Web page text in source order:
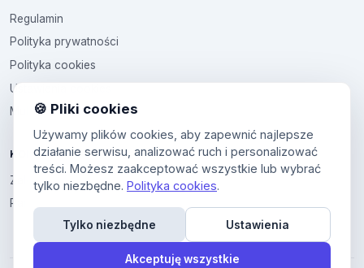
Regulamin
Polityka prywatności
Polityka cookies
Ustawienia cookies
Multikod
KONTO
Zaloguj sie
Panel uzytkownika
🍪 Pliki cookies
Używamy plików cookies, aby zapewnić najlepsze
działanie serwisu, analizować ruch i personalizować
treści. Możesz zaakceptować wszystkie lub wybrać
tylko niezbędne. Polityka cookies.
Tylko niezbędne Ustawienia
Akceptuję wszystkie